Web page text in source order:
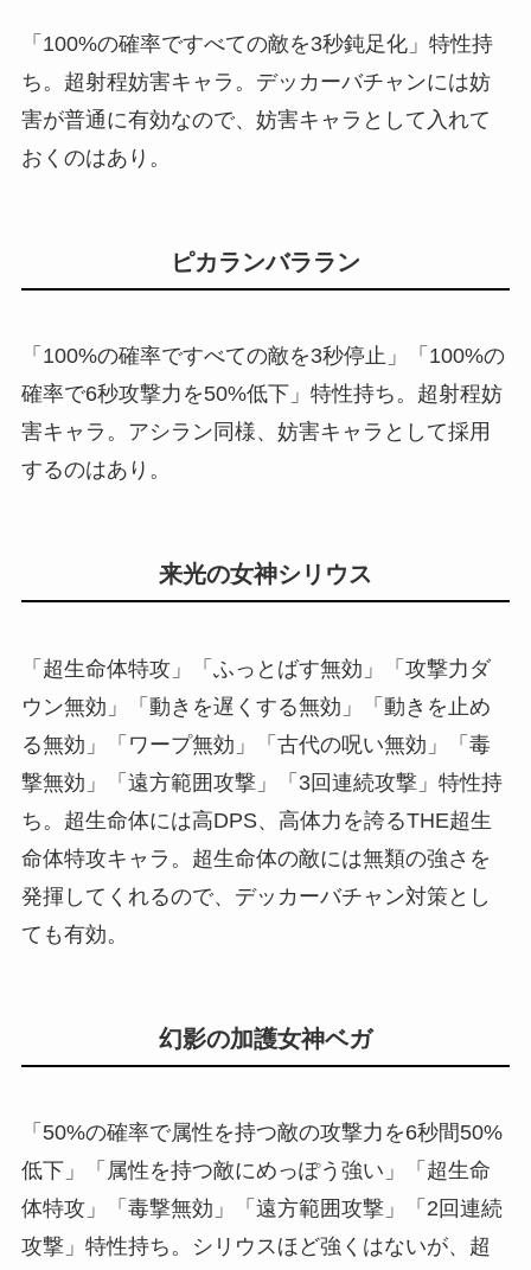
「100%の確率ですべての敵を3秒鈍足化」特性持
ち。超射程妨害キャラ。デッカーバチャンには妨
害が普通に有効なので、妨害キャラとして入れて
おくのはあり。
ピカランバララン
「100%の確率ですべての敵を3秒停止」「100%の
確率で6秒攻撃力を50%低下」特性持ち。超射程妨
害キャラ。アシラン同様、妨害キャラとして採用
するのはあり。
来光の女神シリウス
「超生命体特攻」「ふっとばす無効」「攻撃力ダ
ウン無効」「動きを遅くする無効」「動きを止め
る無効」「ワープ無効」「古代の呪い無効」「毒
撃無効」「遠方範囲攻撃」「3回連続攻撃」特性持
ち。超生命体には高DPS、高体力を誇るTHE超生
命体特攻キャラ。超生命体の敵には無類の強さを
発揮してくれるので、デッカーバチャン対策とし
ても有効。
幻影の加護女神ベガ
「50%の確率で属性を持つ敵の攻撃力を6秒間50%
低下」「属性を持つ敵にめっぽう強い」「超生命
体特攻」「毒撃無効」「遠方範囲攻撃」「2回連続
攻撃」特性持ち。シリウスほど強くはないが、超